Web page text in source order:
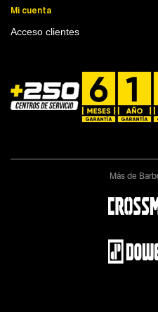
Mi cuenta
Acceso clientes
Más de